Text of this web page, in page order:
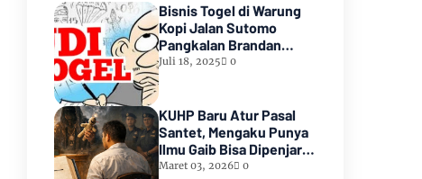
Bisnis Togel di Warung
Kopi Jalan Sutomo
Pangkalan Brandan
Diduga Kebal Hukum
Juli 18, 2025 0
KUHP Baru Atur Pasal
Santet, Mengaku Punya
Ilmu Gaib Bisa Dipenjara
1,5 Tahun
Maret 03, 2026 0